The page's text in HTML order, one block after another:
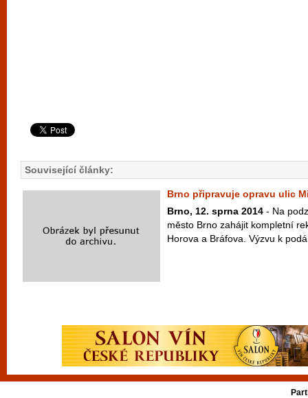
Související články:
Brno připravuje opravu ulic
Brno, 12. sprna 2014 - Na
město Brno zahájit kompletní
Horova a Bráfova. Výzvu k